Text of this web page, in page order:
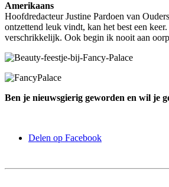
Amerikaans
Hoofdredacteur Justine Pardoen van
ontzettend leuk vindt, kan het best een
verschrikkelijk. Ook begin ik nooit aan
Ben je nieuwsgierig geworden en wil je
Delen op Facebook